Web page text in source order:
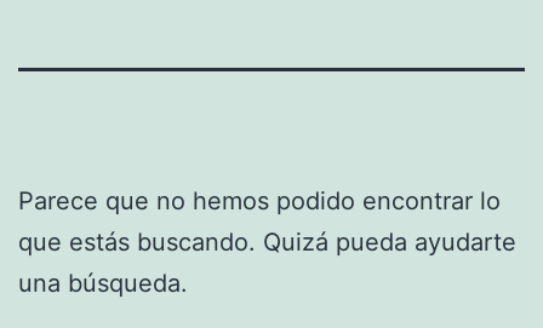
Parece que no hemos podido encontrar lo
que estás buscando. Quizá pueda ayudarte
una búsqueda.